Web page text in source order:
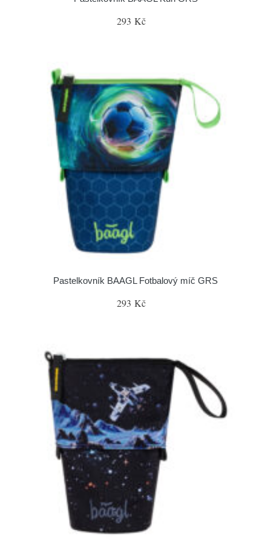
293 Kč
Pastelkovník BAAGL Fotbalový míč GRS
293 Kč